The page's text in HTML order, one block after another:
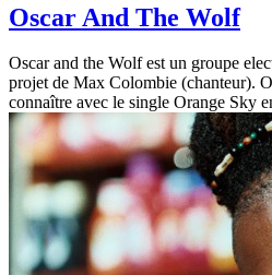
Oscar And The Wolf
Oscar and the Wolf est un groupe
projet de Max Colombie (chanteur).
connaître avec le single Orange Sky